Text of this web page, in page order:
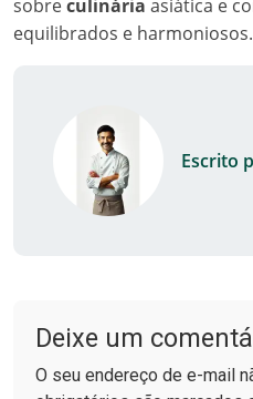
O seu endereço de e-mail
obrigatórios são marcados
Nome*